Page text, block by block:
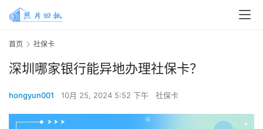
首页 社保卡
深圳哪家银行能异地办理社保卡？
hongyun001 10月 25, 2024 5:52 下午 社保卡